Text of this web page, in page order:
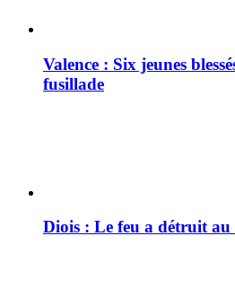
Valence : Six jeunes
fusillade
Diois : Le feu a détruit au